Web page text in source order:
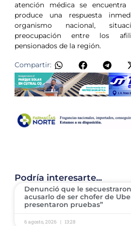
atención médica se
produce una respuesta
organismo nacional,
preocupación entre los
pensionados de la región.
Compartir:
Podría interesarte...
Denunció que le
acusarlo de ser chofer de
presentaron pruebas”
6 agosto, 2026 13:28